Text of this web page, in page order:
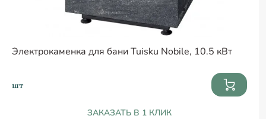
Электрокаменка для бани Tuisku Nobile, 10.5 кВт
шт
ЗАКАЗАТЬ В 1 КЛИК